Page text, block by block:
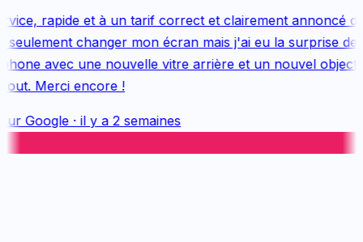
rapide et à un tarif correct et clairement annoncé
changer mon écran mais j'ai eu la surprise de
avec une nouvelle vitre arrière et un nouvel objectif,
Merci encore !
Google· il y a 2 semaines